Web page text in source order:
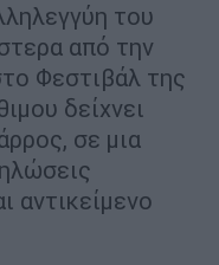
του
από την
Φεστιβάλ της
δείχνει
σε μια
αντικείμενο